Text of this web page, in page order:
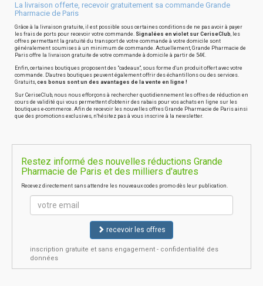
La livraison offerte, recevoir gratuitement sa commande Grande
Pharmacie de Paris
Grâce à la livraison gratuite, il est possible sous certaines conditions de ne pas avoir à payer
les frais de ports pour recevoir votre commande. Signalées en violet sur CeriseClub, les
offres permettant la gratuité du transport de votre commande à votre domicile sont
généralement soumises à un minimum de commande. Actuellement, Grande Pharmacie de
Paris offre la livraison gratuite de votre commande à domicile à partir de 54€.
Enfin, certaines boutiques proposent des "cadeaux", sous forme d'un produit offert avec votre
commande. D'autres boutiques peuvent également offrir des échantillons ou des services.
Gratuits, ces bonus sont un des avantages de la vente en ligne !
Sur CeriseClub, nous nous efforçons à rechercher quotidiennement les offres de réduction en
cours de validité qui vous permettent d'obtenir des rabais pour vos achats en ligne sur les
boutiques e-commerce. Afin de recevoir les nouvelles offres Grande Pharmacie de Paris ainsi
que des promotions exclusives, n'hésitez pas à vous inscrire à la newsletter.
Restez informé des nouvelles réductions Grande
Pharmacie de Paris et des milliers d'autres
Recevez directement sans attendre les nouveaux codes promo dès leur publication.
recevoir les offres
inscription gratuite et sans engagement - confidentialité des
données